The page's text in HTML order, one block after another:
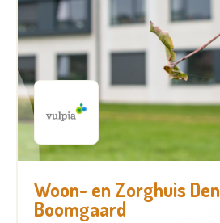
Woon- en Zorghuis Den
Boomgaard